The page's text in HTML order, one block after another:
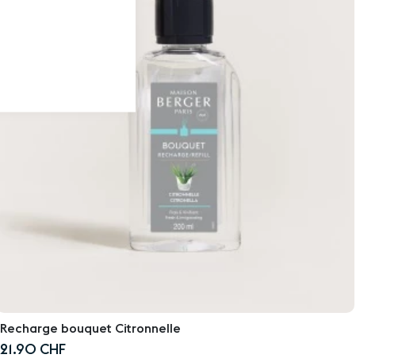
Recharge bouquet Citronnelle
21.90 CHF